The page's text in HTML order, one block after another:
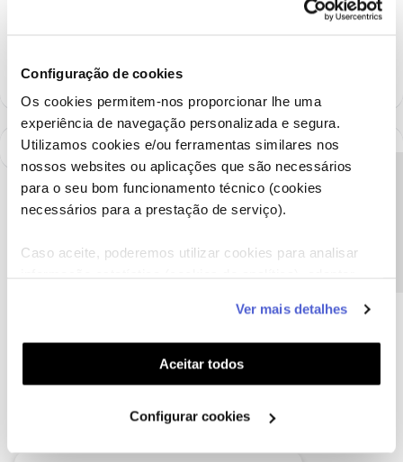
Configuração de cookies
Os cookies permitem-nos proporcionar lhe uma
experiência de navegação personalizada e segura.
Utilizamos cookies e/ou ferramentas similares nos
nossos websites ou aplicações que são necessários
para o seu bom funcionamento técnico (cookies
necessários para a prestação de serviço).
Caso aceite, poderemos utilizar cookies para analisar
funcionalidades (cookies de personalização e
funcionalidade) e adaptar anúncios aos seus interesses
(cookies de publicidade personalizada). Pode gerir a
utilização dos cookies clicando em "Configurar
Ver mais detalhes
Aceitar todos
Configurar cookies
A poupança que COMBINA